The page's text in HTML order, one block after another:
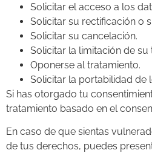
Solicitar el acceso a los
Solicitar su rectificación o
Solicitar su cancelación.
Solicitar la limitación de su
Oponerse al tratamiento.
Solicitar la portabilidad de
Si has otorgado tu
tratamiento basado en el
En caso de que sientas
de tus derechos, puedes